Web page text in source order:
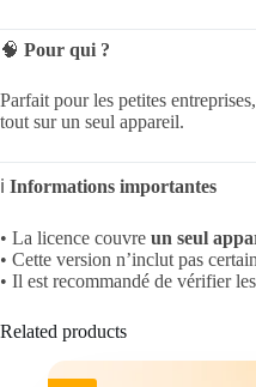
🧠 Pour qui ?
Parfait pour les petites
tout sur un seul appareil.
ℹ️ Informations importantes
• La licence couvre un seul
• Cette version n’inclut pas
• Il est recommandé de vérifier
Related products